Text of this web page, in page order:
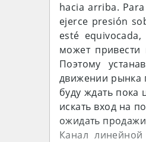
hacia arriba.
ejerce presión
esté
может
Поэтому
движении рынка
буду ждать пока
искать вход на
ожидать
Канал